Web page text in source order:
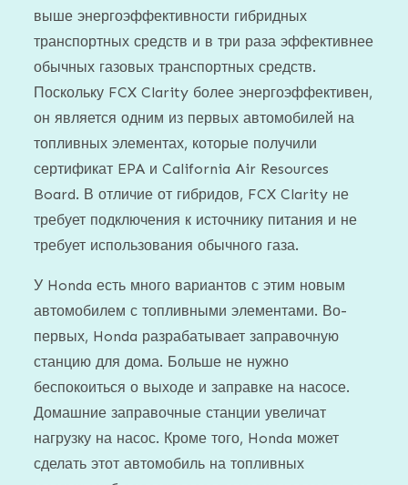
выше энергоэффективности гибридных
транспортных средств и в три раза эффективнее
обычных газовых транспортных средств.
Поскольку FCX Clarity более энергоэффективен,
он является одним из первых автомобилей на
топливных элементах, которые получили
сертификат EPA и California Air Resources
Board. В отличие от гибридов, FCX Clarity не
требует подключения к источнику питания и не
требует использования обычного газа.
У Honda есть много вариантов с этим новым
автомобилем с топливными элементами. Во-
первых, Honda разрабатывает заправочную
станцию ​​для дома. Больше не нужно
беспокоиться о выходе и заправке на насосе.
Домашние заправочные станции увеличат
нагрузку на насос. Кроме того, Honda может
сделать этот автомобиль на топливных